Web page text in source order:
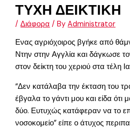
ΤΥΧΗ ΔΕΙΚΤΙΚΗ
/Διάφορα / ByAdministrator
Ενας αγριόχοιρος βγήκε από
Ντην στην Αγγλία και δάγκωσε
στον δείκτη του χεριού στα τέλη
“Δεν κατάλαβα την έκταση του
έβγαλα το γάντι μου και είδα ότι
δύο. Ευτυχώς κατάφεραν να το
νοσοκομείο” είπε ο άτυχος